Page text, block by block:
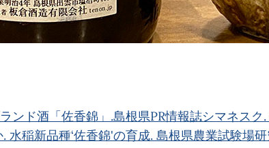
ンド酒「佐香錦」.島根県PR情報誌シマネス
水稲新品種‘佐香錦'の育成. 島根県農業試験場